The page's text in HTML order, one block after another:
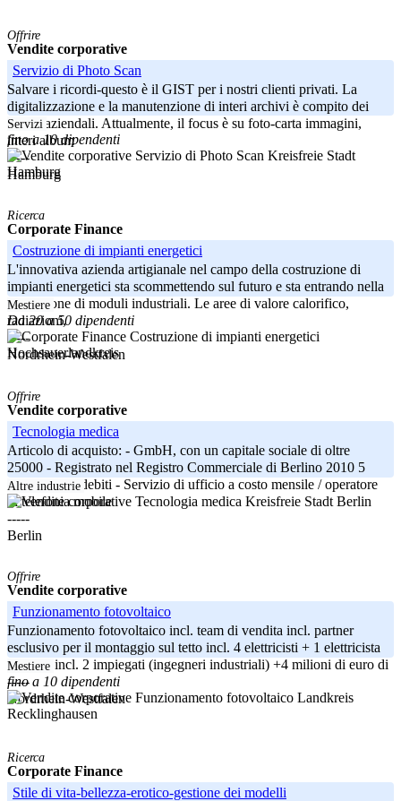
Offrire
Vendite corporative
Servizio di Photo Scan
Salvare i ricordi-questo è il GIST per i nostri clienti privati. La
digitalizzazione e la manutenzione di interi archivi è compito dei
clienti aziendali. Attualmente, il focus è su foto-carta immagini,
interi album
-----
Hamburg
Servizi
fino a 10 dipendenti
Kreisfreie Stadt
Hamburg
Ricerca
Corporate Finance
Costruzione di impianti energetici
L'innovativa azienda artigianale nel campo della costruzione di
impianti energetici sta scommettendo sul futuro e sta entrando nella
produzione di moduli industriali. Le aree di valore calorifico,
radiazioni,
-----
Nordrhein-Westfalen
Mestiere
Da 20 a 50 dipendenti
Hochsauerlandkreis
Offrire
Vendite corporative
Tecnologia medica
Articolo di acquisto: - GmbH, con un capitale sociale di oltre
25000 - Registrato nel Registro Commerciale di Berlino 2010 5
anni - Senza debiti - Servizio di ufficio a costo mensile / operatore
di telefonia mobile
-----
Berlin
Altre industrie
Kreisfreie Stadt Berlin
Offrire
Vendite corporative
Funzionamento fotovoltaico
Funzionamento fotovoltaico incl. team di vendita incl. partner
esclusivo per il montaggio sul tetto incl. 4 elettricisti + 1 elettricista
maestro incl. 2 impiegati (ingegneri industriali) +4 milioni di euro di
-----
Nordrhein-Westfalen
Mestiere
fino a 10 dipendenti
Landkreis
Recklinghausen
Ricerca
Corporate Finance
Stile di vita-bellezza-erotico-gestione dei modelli